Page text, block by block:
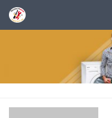
Zum Inhalt springen